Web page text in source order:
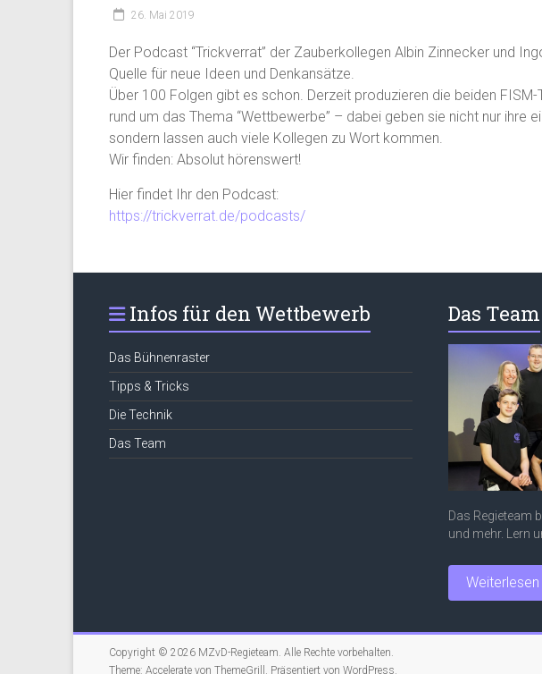
26. Mai 2019
Der Podcast “Trickverrat” der Zauberkollegen Albin Zinnecker und
Quelle für neue Ideen und Denkansätze.
Über 100 Folgen gibt es schon. Derzeit produzieren die beiden
rund um das Thema “Wettbewerbe” – dabei geben sie nicht nur ihre
sondern lassen auch viele Kollegen zu Wort kommen.
Wir finden: Absolut hörenswert!
Hier findet Ihr den Podcast:
https://trickverrat.de/podcasts/
Infos für den Wettbewerb
Das Bühnenraster
Tipps & Tricks
Die Technik
Das Team
Das Team
Das Regieteam
und mehr. Lern
Weiterlesen
Copyright © 2026 MZvD-Regieteam. Alle Rechte vorbehalten.
Theme: Accelerate von ThemeGrill. Präsentiert von WordPress.